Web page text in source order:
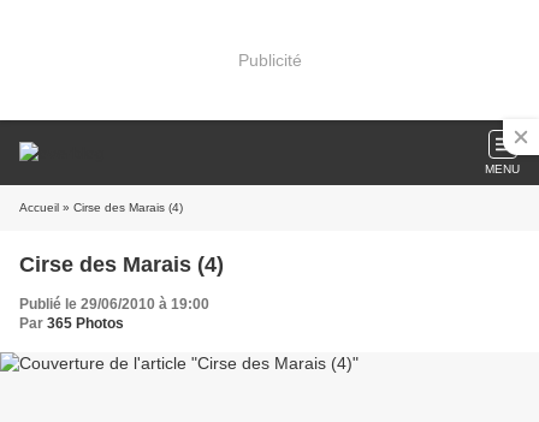
Publicité
MENU
Accueil » Cirse des Marais (4)
Cirse des Marais (4)
Publié le 29/06/2010 à 19:00
Par 365 Photos